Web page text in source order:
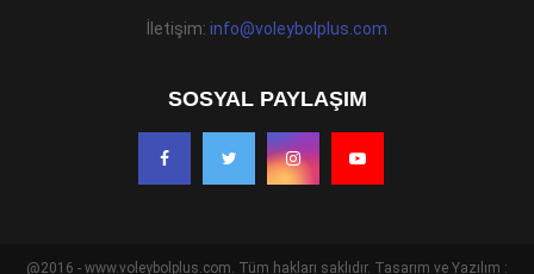
İletişim: info@voleybolplus.com
SOSYAL PAYLAŞIM
@2016 - www.voleybolplus.com. Tüm hakları saklıdır. Tasarım ve Yazılım :